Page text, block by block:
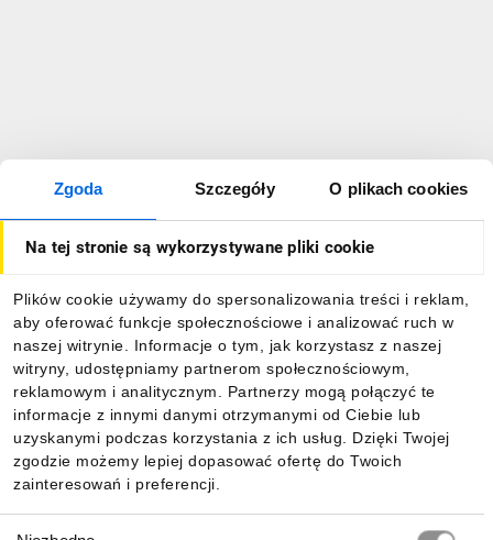
Zgoda Szczegóły O plikach cookies
Na tej stronie są wykorzystywane pliki cookie
Plików cookie używamy do spersonalizowania treści i reklam,
aby oferować funkcje społecznościowe i analizować ruch w
naszej witrynie. Informacje o tym, jak korzystasz z naszej
witryny, udostępniamy partnerom społecznościowym,
reklamowym i analitycznym. Partnerzy mogą połączyć te
informacje z innymi danymi otrzymanymi od Ciebie lub
uzyskanymi podczas korzystania z ich usług. Dzięki Twojej
zgodzie możemy lepiej dopasować ofertę do Twoich
zainteresowań i preferencji.